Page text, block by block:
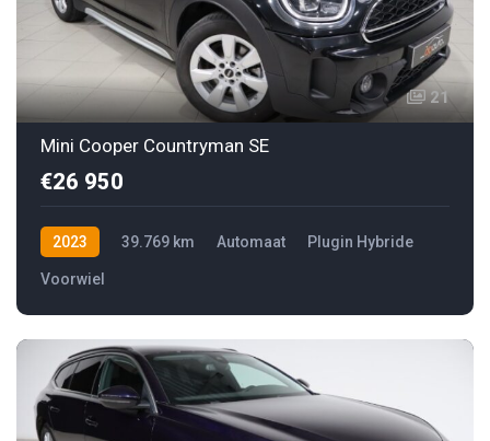
21
Mini Cooper Countryman SE
€26 950
2023 39.769 km Automaat Plugin Hybride
Voorwiel